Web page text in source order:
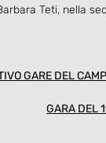
Teti, nella
GARE DEL
GARA DEL